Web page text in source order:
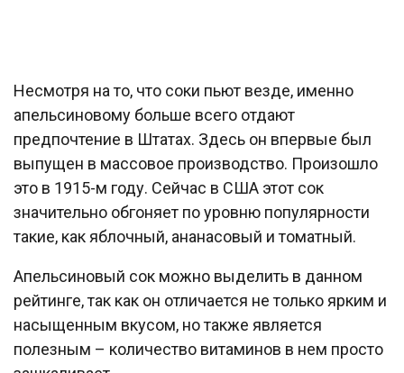
Несмотря на то, что соки пьют везде, именно
апельсиновому больше всего отдают
предпочтение в Штатах. Здесь он впервые был
выпущен в массовое производство. Произошло
это в 1915-м году. Сейчас в США этот сок
значительно обгоняет по уровню популярности
такие, как яблочный, ананасовый и томатный.
Апельсиновый сок можно выделить в данном
рейтинге, так как он отличается не только ярким и
насыщенным вкусом, но также является
полезным – количество витаминов в нем просто